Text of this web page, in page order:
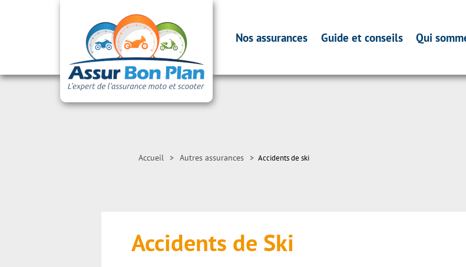
Nos assurances Guide et conseils Qui
Accueil > Autres assurances > Accidents de ski
Accidents de Ski